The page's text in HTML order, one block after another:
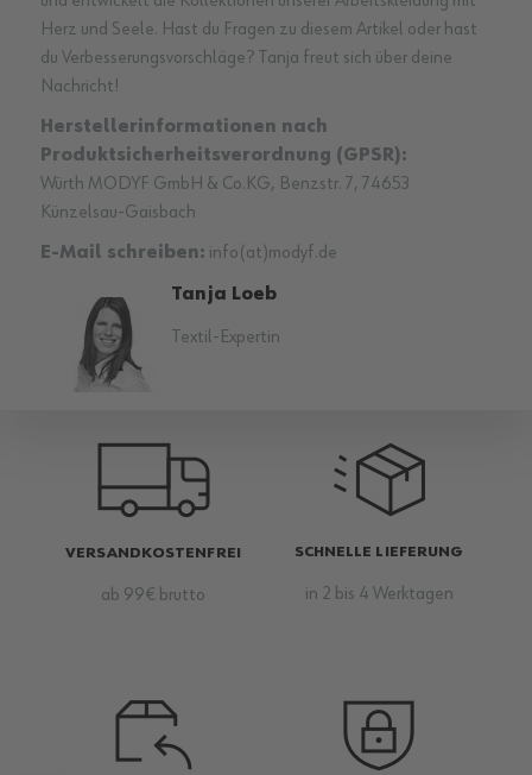
Herz und Seele. Hast du Fragen zu diesem Artikel oder hast
du Verbesserungsvorschläge? Tanja freut sich über deine
Nachricht!
Herstellerinformationen nach
Produktsicherheitsverordnung (GPSR):
Würth MODYF GmbH & Co.KG, Benzstr. 7, 74653
Künzelsau-Gaisbach
E-Mail schreiben: info(at)modyf.de
Tanja Loeb
Textil-Expertin
VERSANDKOSTENFREI
ab 99€ brutto
SCHNELLE LIEFERUNG
in 2 bis 4 Werktagen